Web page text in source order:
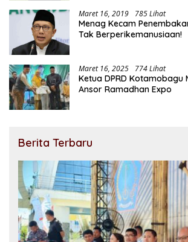
Maret 16, 2019 785 Lihat
Menag Kecam
Tak Berperikemanusiaan!
Maret 16, 2025 774 Lihat
Ketua DPRD Kotamobagu
Ansor Ramadhan Expo
Berita Terbaru